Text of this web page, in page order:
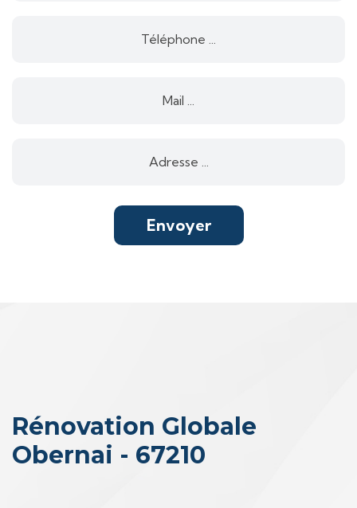
Envoyer
Rénovation Globale
Obernai - 67210